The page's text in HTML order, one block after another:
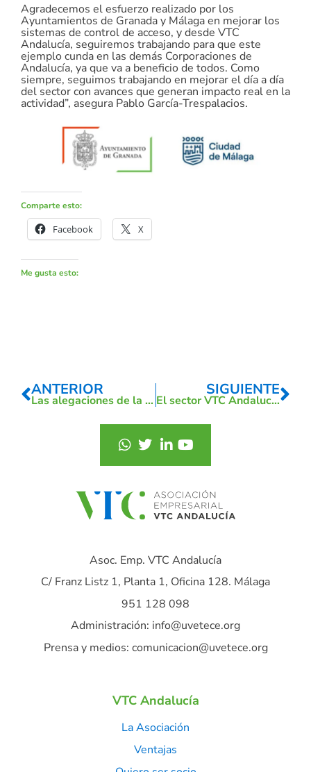
Agradecemos el esfuerzo realizado por los
Ayuntamientos de Granada y Málaga en mejorar los
sistemas de control de acceso, y desde VTC
Andalucía, seguiremos trabajando para que este
ejemplo cunda en las demás Corporaciones de
Andalucía, ya que va a beneficio de todos. Como
siempre, seguimos trabajando en mejorar el día a día
del sector con avances que generan impacto real en la
actividad”, asegura Pablo García-Trespalacios.
Comparte esto:
Facebook X
Me gusta esto:
ANTERIOR
Las alegaciones de la patronal del taxi y del Ayuntamiento no se han tenido en cuenta.
SIGUIENTE
El sector VTC Andalucía lidera la descarbonización del transporte de viajeros en Andalucía y España
Asoc. Emp. VTC Andalucía
C/ Franz Listz 1, Planta 1, Oficina 128. Málaga
951 128 098
Administración: info@uvetece.org
Prensa y medios: comunicacion@uvetece.org
VTC Andalucía
La Asociación
Ventajas